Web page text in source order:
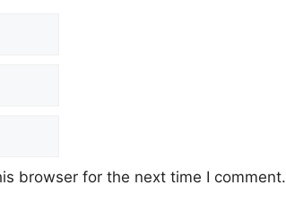
browser for the next time I comment.